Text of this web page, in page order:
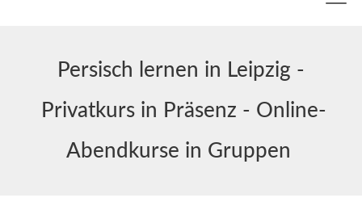
Persisch lernen in Leipzig -
Privatkurs in Präsenz - Online-
Abendkurse in Gruppen